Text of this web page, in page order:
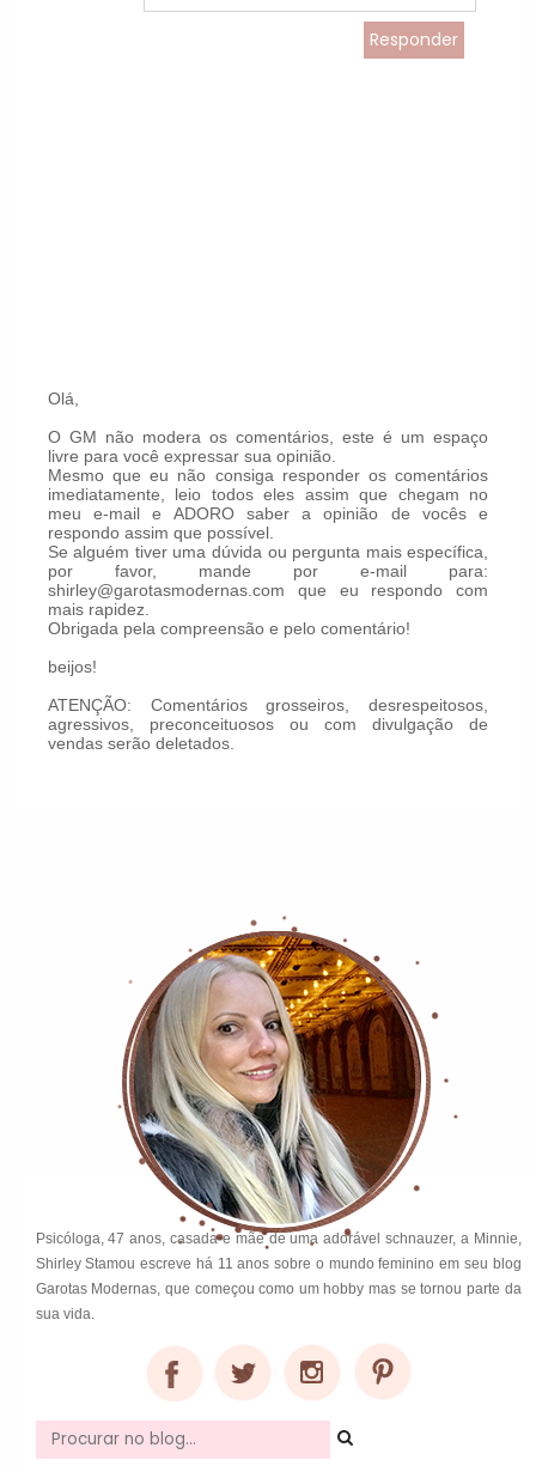
Responder
Olá,
O GM não modera os comentários, este é um espaço
livre para você expressar sua opinião.
Mesmo que eu não consiga responder os comentários
imediatamente, leio todos eles assim que chegam no
meu e-mail e ADORO saber a opinião de vocês e
respondo assim que possível.
Se alguém tiver uma dúvida ou pergunta mais específica,
por favor, mande por e-mail para:
shirley@garotasmodernas.com que eu respondo com
mais rapidez.
Obrigada pela compreensão e pelo comentário!
beijos!
ATENÇÃO: Comentários grosseiros, desrespeitosos,
agressivos, preconceituosos ou com divulgação de
vendas serão deletados.
Psicóloga, 47 anos, casada e mãe de uma adorável schnauzer, a Minnie,
Shirley Stamou escreve há 11 anos sobre o mundo feminino em seu blog
Garotas Modernas, que começou como um hobby mas se tornou parte da
sua vida.